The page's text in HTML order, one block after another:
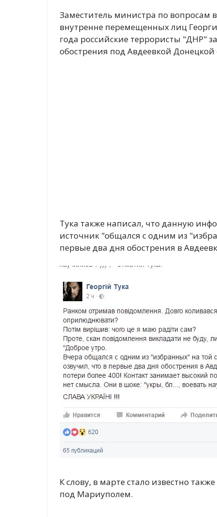
Заместитель министра по
внутренне перемещенных лиц
года российские террористы "ДНР"
обострения под Авдеевкой Донецкой
Тука также написал, что данную
источник "общался с одним из
первые два дня обострения в
К слову, в марте стало известно
под Мариуполем.